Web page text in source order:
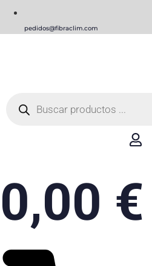
pedidos@fibraclim.com
productos
0,00 €